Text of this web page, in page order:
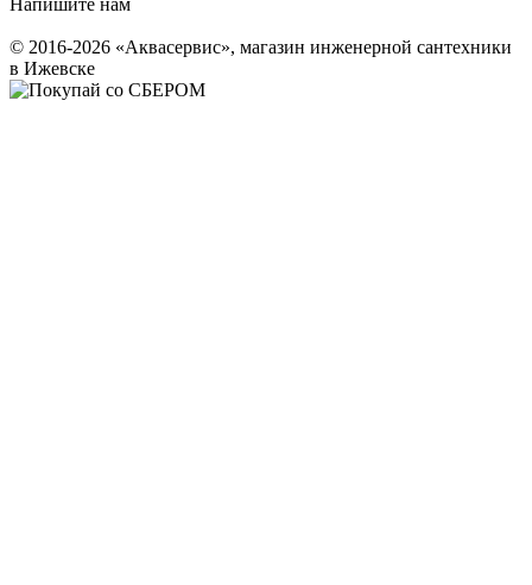
© 2016-2026 «Аквасервис», магазин инженерной сантехники
в Ижевске